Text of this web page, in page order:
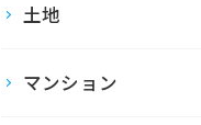
土地
マンション